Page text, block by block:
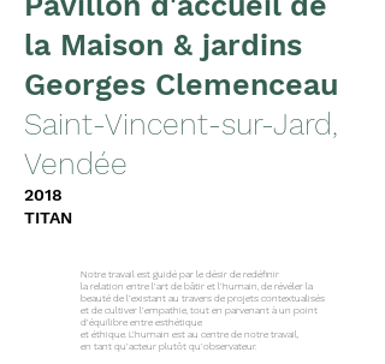
la Maison & jardins
Georges Clemenceau
Saint-Vincent-sur-Jard,
Vendée
2018
TITAN
Notre travail est guidé par le désir de redéfinir
la relation entre l’art de bâtir et l’humain, de révéler la
beauté de l’existant au travers de projets contextualisés
et de cultiver l’empathie, tout en parvenant à un point
d’équilibre entre esthétique
et éthique. L’humain est au centre de notre travail,
en tant qu’acteur plutôt qu’observateur.